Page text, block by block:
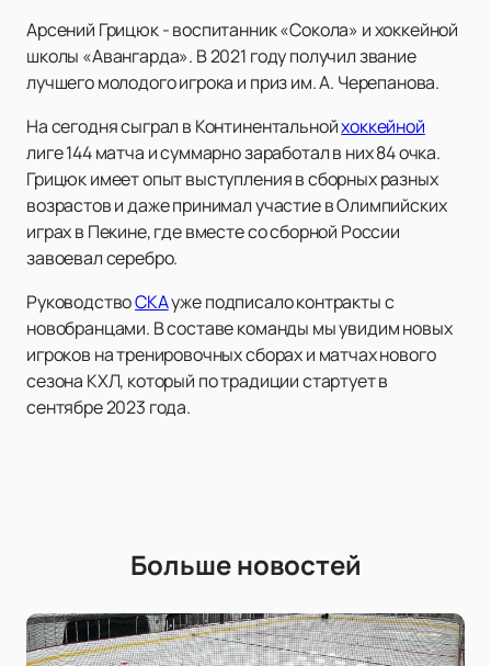
Арсений Грицюк - воспитанник «Сокола» и хоккейной
школы «Авангарда». В 2021 году получил звание
лучшего молодого игрока и приз им. А. Черепанова.
На сегодня сыграл в Континентальнойхоккейной
лиге 144 матча и суммарно заработал в них 84 очка.
Грицюк имеет опыт выступления в сборных разных
возрастов и даже принимал участие в Олимпийских
играх в Пекине, где вместе со сборной России
завоевал серебро.
РуководствоСКАуже подписало контракты с
новобранцами. В составе команды мы увидим новых
игроков на тренировочных сборах и матчах нового
сезона КХЛ, который по традиции стартует в
сентябре 2023 года.
Больше новостей